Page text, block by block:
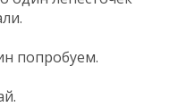
попробуем.